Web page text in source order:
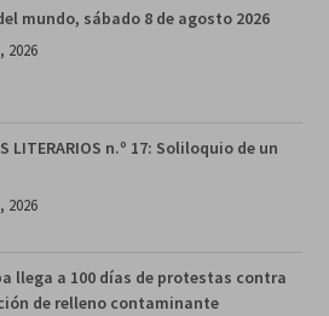
mundo, sábado 8 de agosto 2026
2026
LITERARIOS n.º 17: Soliloquio de un
2026
llega a 100 días de protestas contra
de relleno contaminante